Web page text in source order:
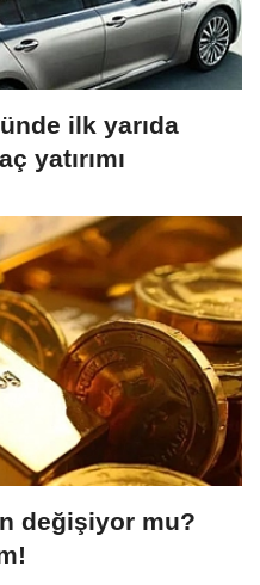
ilk yarıda
yatırımı
değişiyor mu?